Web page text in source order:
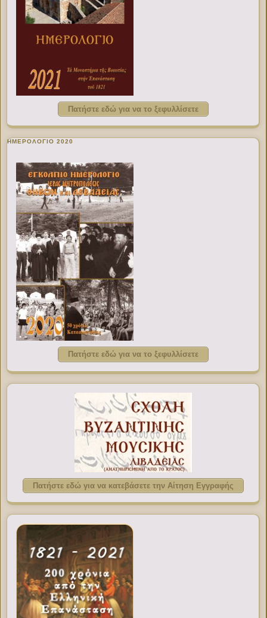
Πατήστε εδώ για να το ξεφυλλίσετε
ΗΜΕΡΟΛΟΓΙΟ 2020
Πατήστε εδώ για να το ξεφυλλίσετε
Πατήστε εδώ για να κατεβάσετε την Αίτηση Εγγραφής